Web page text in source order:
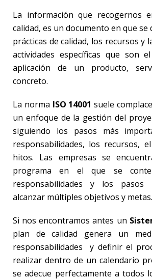
La información que recogernos
calidad, es un documento en que se
prácticas de calidad, los recursos y
actividades específicas que son
aplicación de un producto,
concreto.
La norma ISO 14001 suele
un enfoque de la gestión del
siguiendo los pasos más
responsabilidades, los recursos,
hitos. Las empresas se
programa en el que se
responsabilidades y los pasos
alcanzar múltiples objetivos y metas.
Si nos encontramos antes un
plan de calidad genera un
responsabilidades y definir el
realizar dentro de un calendario
se adecue perfectamente a todos